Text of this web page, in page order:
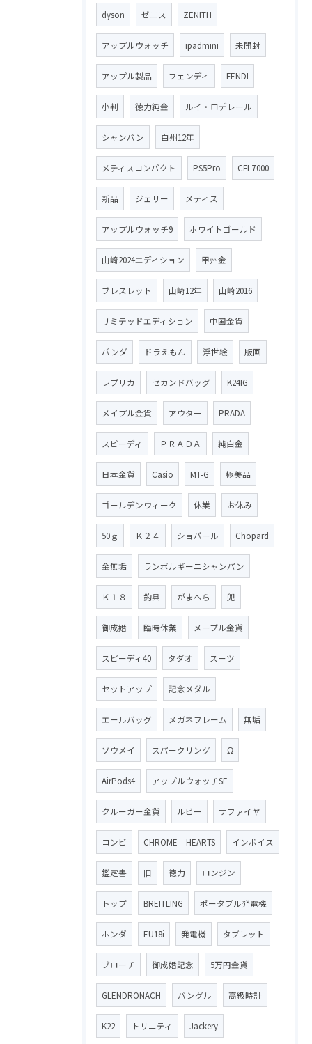
dyson ゼニス ZENITH
アップルウォッチ ipadmini 未開封
アップル製品 フェンディ FENDI
小判 徳力純金 ルイ・ロデレール
シャンパン 白州12年
メティスコンパクト PS5Pro CFI-7000
新品 ジェリー メティス
アップルウォッチ9 ホワイトゴールド
山崎2024エディション 甲州金
ブレスレット 山崎12年 山崎2016
リミテッドエディション 中国金貨
パンダ ドラえもん 浮世絵 版画
レプリカ セカンドバッグ K24IG
メイプル金貨 アウター PRADA
スピーディ ＰＲＡＤＡ 純白金
日本金貨 Casio MT-G 極美品
ゴールデンウィーク 休業 お休み
50ｇ Ｋ２４ ショパール Chopard
金無垢 ランボルギーニシャンパン
Ｋ１８ 釣具 がまへら 兜
御成婚 臨時休業 メープル金貨
スピーディ40 タダオ スーツ
セットアップ 記念メダル
エールバッグ メガネフレーム 無垢
ソウメイ スパークリング Ω
AirPods4 アップルウォッチSE
クルーガー金貨 ルビー サファイヤ
コンビ CHROME HEARTS インボイス
鑑定書 旧 徳力 ロンジン
トップ BREITLING ポータブル発電機
ホンダ EU18i 発電機 タブレット
ブローチ 御成婚記念 5万円金貨
GLENDRONACH バングル 高級時計
K22 トリニティ Jackery